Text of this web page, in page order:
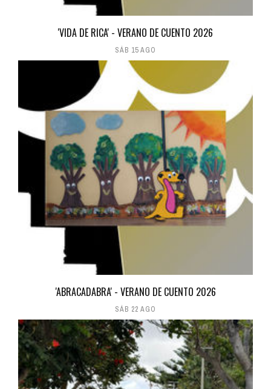
'VIDA DE RICA' - VERANO DE CUENTO 2026
SÁB 15 AGO
'ABRACADABRA' - VERANO DE CUENTO 2026
SÁB 22 AGO